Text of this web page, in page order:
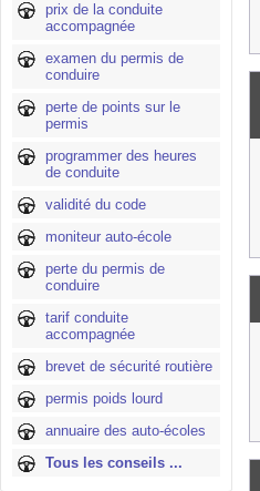
prix de la conduite
accompagnée
examen du permis de
conduire
perte de points sur le
permis
programmer des heures
de conduite
validité du code
moniteur auto-école
perte du permis de
conduire
tarif conduite
accompagnée
brevet de sécurité routière
permis poids lourd
annuaire des auto-écoles
Tous les conseils ...